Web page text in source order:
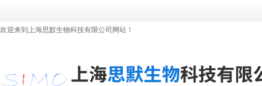
欢迎来到上海思默生物科技有限公司网站！